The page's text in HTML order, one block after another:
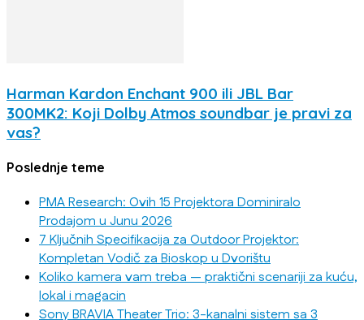
Harman Kardon Enchant 900 ili JBL Bar
300MK2: Koji Dolby Atmos soundbar je pravi za
vas?
Poslednje teme
PMA Research: Ovih 15 Projektora Dominiralo
Prodajom u Junu 2026
7 Ključnih Specifikacija za Outdoor Projektor:
Kompletan Vodič za Bioskop u Dvorištu
Koliko kamera vam treba — praktični scenariji za kuću,
lokal i magacin
Sony BRAVIA Theater Trio: 3-kanalni sistem sa 3